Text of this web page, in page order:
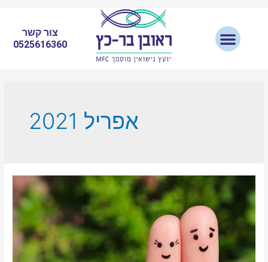
צור קשר
0525616360
אפריל 2021